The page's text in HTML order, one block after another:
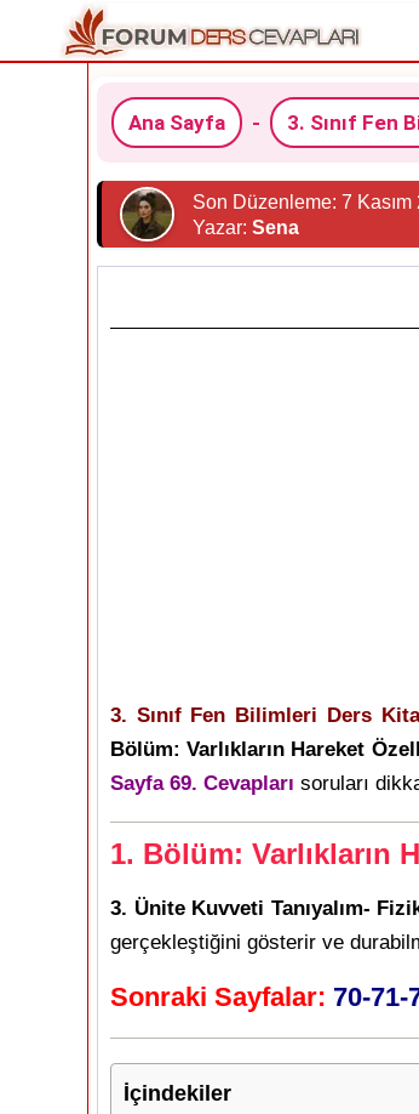
Ana Sayfa - 3. Sınıf Fen
Son Düzenleme: 7 Kasım
Yazar: Sena
3. Sınıf Fen Bilimleri Ders
Bölüm: Varlıkların Hareket
Sayfa 69. Cevapları soruları
1. Bölüm: Varlıkların
3. Ünite Kuvveti Tanıyalım-
gerçekleştiğini gösterir ve
Sonraki Sayfalar: 70-71-
İçindekiler